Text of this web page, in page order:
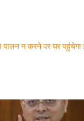
पालन न करने पर घर पहुंचेगा